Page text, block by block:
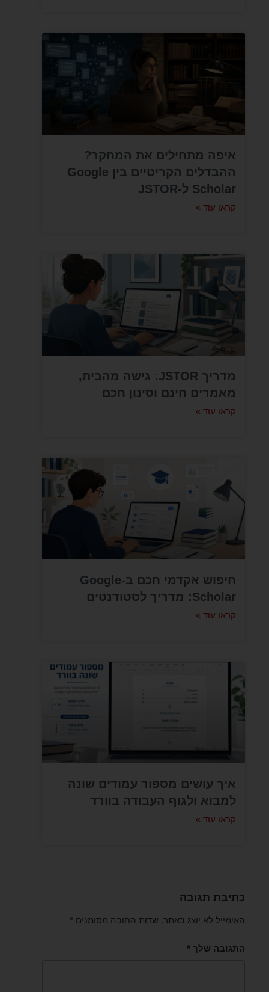
איפה מתחילים את המחקר?
ההבדלים הקריטיים בין Google
Scholar ל-JSTOR
קראו עוד »
מדריך JSTOR: גישה מהבית,
מאמרים חינם וסינון חכם
קראו עוד »
חיפוש אקדמי חכם ב-Google
Scholar: מדריך לסטודנטים
קראו עוד »
איך עושים מספור עמודים שונה
למבוא ולגוף העבודה בוורד
קראו עוד »
כתיבת תגובה
האימייל לא יוצג באתר. שדות החובה מסומנים *
התגובה שלך *